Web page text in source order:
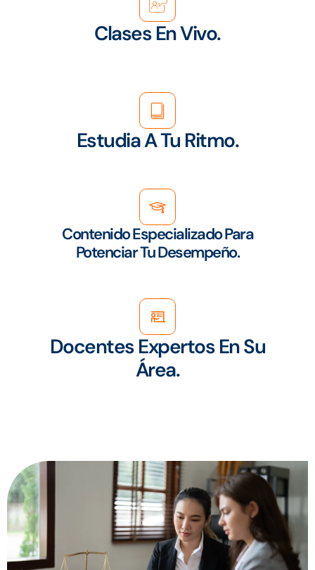
Clases En Vivo.
Estudia A Tu Ritmo.
Contenido Especializado Para
Potenciar Tu Desempeño.
Docentes Expertos En Su
Área.